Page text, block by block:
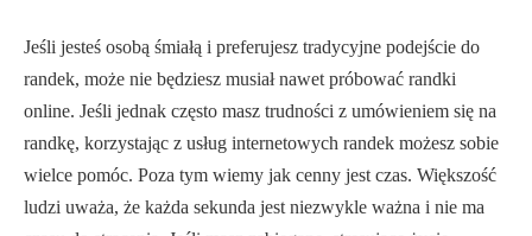
Jeśli jesteś osobą śmiałą i preferujesz tradycyjne podejście do
randek, może nie będziesz musiał nawet próbować randki
online. Jeśli jednak często masz trudności z umówieniem się na
randkę, korzystając z usług internetowych randek możesz sobie
wielce pomóc. Poza tym wiemy jak cenny jest czas. Większość
ludzi uważa, że każda sekunda jest niezwykle ważna i nie ma